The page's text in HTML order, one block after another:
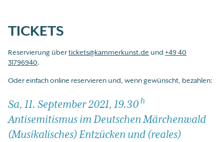
TICKETS
Reservierung übertickets@kammerkunst.de und+49 40
31796940.
Oder einfach online reservieren und, wenn gewünscht, bezahlen:
Sa, 11. September 2021, 19.30 h
Antisemitismus im Deutschen Märchenwald
(Musikalisches) Entzücken und (reales)